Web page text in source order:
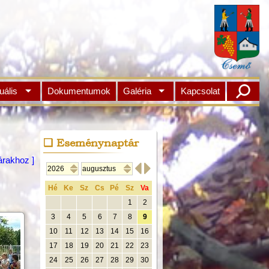
Dokumentumok Galéria Kapcsolat
]
Eseménynaptár

Hé Ke Sz Cs Pé Sz
Va
1
2
3
4 5 6 7 8
9
10
11 12 13 14 15
16
17
18 19 20 21 22
23
24
25 26 27 28 29 30